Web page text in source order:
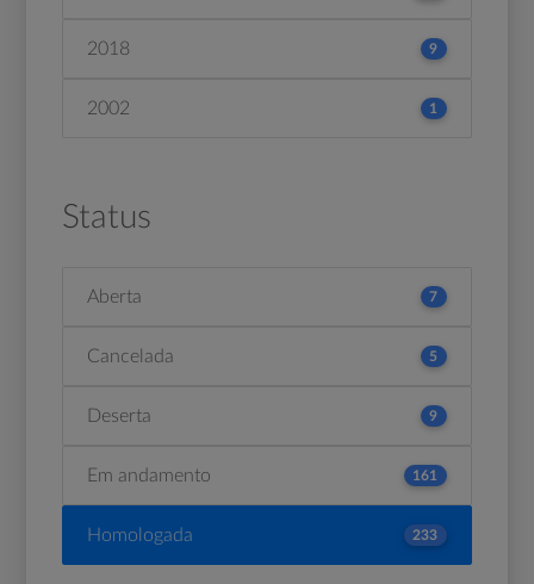
2018 9
2002 1
Status
Aberta 7
Cancelada 5
Deserta 9
Em andamento 161
Homologada 233